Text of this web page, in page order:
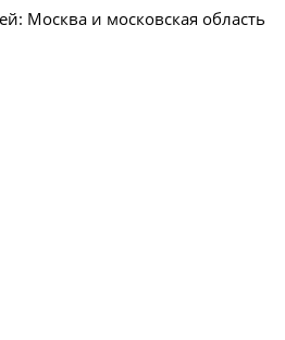
Москва и московская область